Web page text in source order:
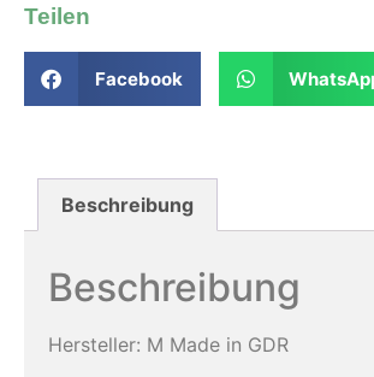
Teilen
Facebook
Beschreibung
Beschreibung
Hersteller: M Made in GDR